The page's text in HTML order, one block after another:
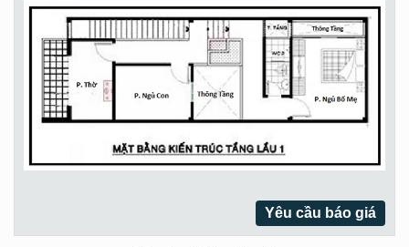
Yêu cầu báo giá